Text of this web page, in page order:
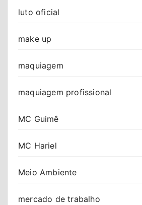
luto oficial
make up
maquiagem
maquiagem profissional
MC Guimê
MC Hariel
Meio Ambiente
mercado de trabalho